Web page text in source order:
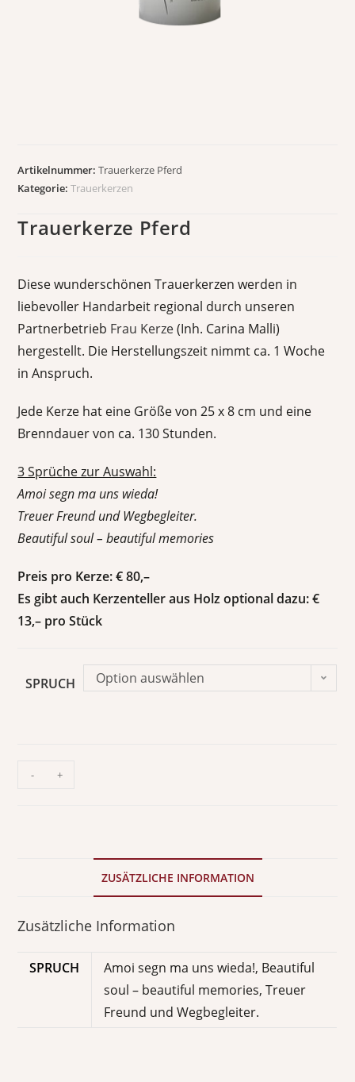
Artikelnummer:Trauerkerze Pferd
Kategorie:Trauerkerzen
Trauerkerze Pferd
Diese wunderschönen Trauerkerzen werden in
liebevoller Handarbeit regional durch unseren
Partnerbetrieb Frau Kerze(Inh. Carina Malli)
hergestellt. Die Herstellungszeit nimmt ca. 1 Woche
in Anspruch.
Jede Kerze hat eine Größe von 25 x 8 cm und eine
Brenndauer von ca. 130 Stunden.
3 Sprüche zur Auswahl:
Amoi segn ma uns wieda!
Treuer Freund und Wegbegleiter.
Beautiful soul – beautiful memories
Preis pro Kerze: € 80,–
Es gibt auch Kerzenteller aus Holz optional dazu: €
13,– pro Stück
SPRUCH Option auswählen
- +
ZUSÄTZLICHE INFORMATION
Zusätzliche Information
SPRUCH
Amoi segn ma uns wieda!, Beautiful
soul – beautiful memories, Treuer
Freund und Wegbegleiter.